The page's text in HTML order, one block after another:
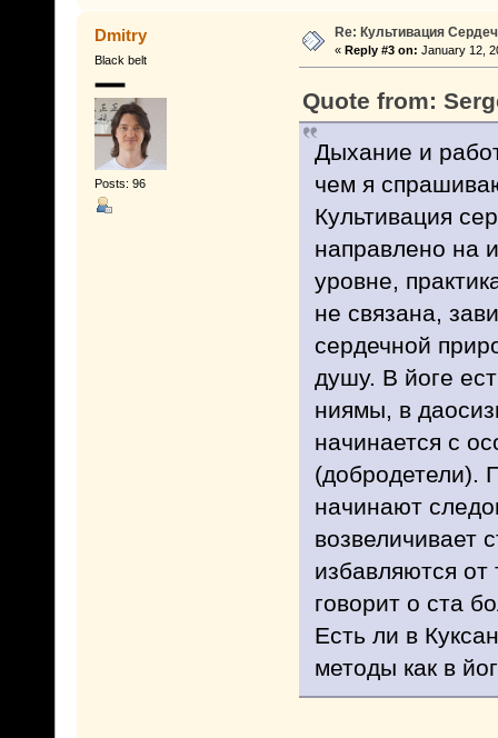
Dmitry
Black belt
Posts: 96
Re: Культивация
« Reply #3 on: January 12,
Quote from:
Дыхание и
чем я
Культивация
направлено на
уровне,
не связана,
сердечной
душу. В йоге
ниямы, в
начинается с
(добродетели).
начинают
возвеличивает
избавляются от
говорит о ста
Есть ли в
методы как в